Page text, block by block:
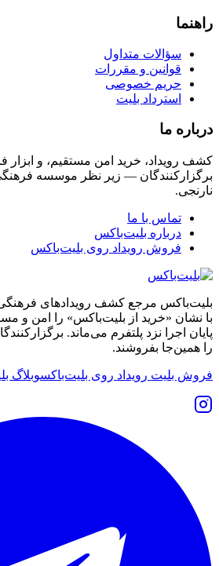
راهنما
سؤالات متداول
قوانین و مقررات
حریم خصوصی
استرداد بلیت
درباره ما
کشف رویداد، خرید امن مستقیم، و ابزار
برگزارکنندگان — زیر نظر موسسه
نارنجی.
تماس با ما
درباره بلیت‌باکس
فروش رویداد روی بلیت‌باکس
بلیت‌باکس مرجع کشف رویدادهای
با نشان «خرید از بلیت‌باکس» را امن و
پایان اجرا نزد پلتفرم می‌ماند.
را همین‌جا بفروشند.
فروش بلیت رویداد روی بلیت‌باکسوبلاگ